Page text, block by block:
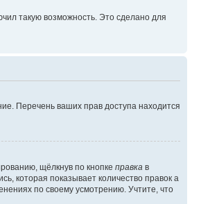
такую возможность. Это сделано для
Перечень ваших прав доступа находится
щёлкнув по кнопке правка в
которая показывает количество правок а
по своему усмотрению. Учтите, что